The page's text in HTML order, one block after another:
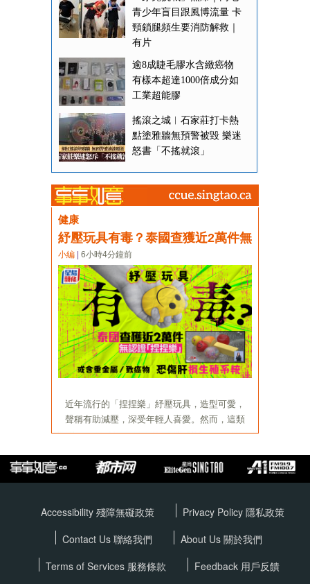
Accessibility 殘障無礙政策 Privacy Policy 隱私政策
Contact Us 聯絡我們
About Us 關於我們
Terms of Services 服務條款 Feedback 用戶反饋